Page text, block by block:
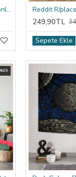
Van Gogh Starry Night Kapşonlu Battaniye
249,90TL
Sepete Ekle